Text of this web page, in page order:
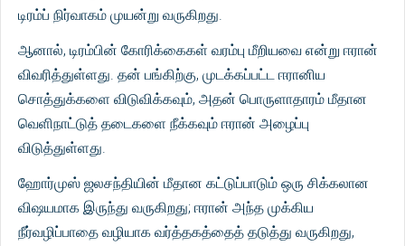
டிரம்ப் நிர்வாகம் முயன்று வருகிறது.
ஆனால், டிரம்பின் கோரிக்கைகள் வரம்பு மீறியவை என்று ஈரான்
விவரித்துள்ளது. தன் பங்கிற்கு, முடக்கப்பட்ட ஈரானிய
சொத்துக்களை விடுவிக்கவும், அதன் பொருளாதாரம் மீதான
வெளிநாட்டுத் தடைகளை நீக்கவும் ஈரான் அழைப்பு
விடுத்துள்ளது.
ஹோர்முஸ் ஜலசந்தியின் மீதான கட்டுப்பாடும் ஒரு சிக்கலான
விஷயமாக இருந்து வருகிறது; ஈரான் அந்த முக்கிய
நீர்வழிப்பாதை வழியாக வர்த்தகத்தைத் தடுத்து வருகிறது,